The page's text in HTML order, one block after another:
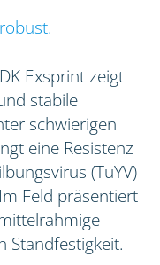
Exsprint zeigt
stabile
schwierigen
eine Resistenz
(TuYV)
Feld präsentiert
Standfestigkeit.